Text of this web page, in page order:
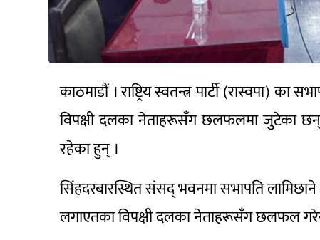
काठमाडौं । राष्ट्रिय स्वतन्त्र पार्टी (रास्वपा)
विपक्षी दलका नेताहरूसँग छलफलमा जुटेका
रहेका हुन् ।
सिंहदरबारस्थित संसद् भवनमा सभापति
लगाएतका विपक्षी दलका नेताहरूसँग छलफल